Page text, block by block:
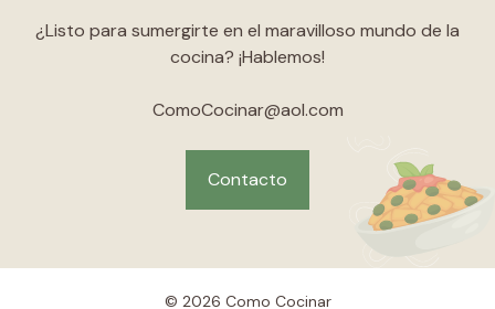
¿Listo para sumergirte en el maravilloso mundo de la
cocina? ¡Hablemos!
ComoCocinar@aol.com
Contacto
© 2026 Como Cocinar